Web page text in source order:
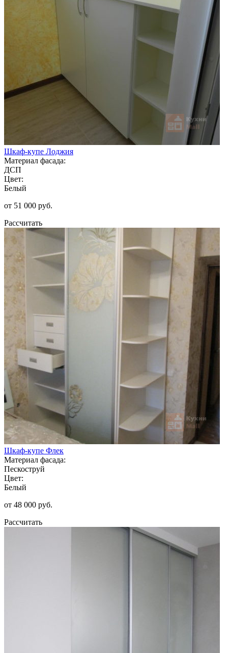
Шкаф-купе Лоджия
Материал фасада:
ДСП
Цвет:
Белый
от 51 000 руб.
Рассчитать
Шкаф-купе Флек
Материал фасада:
Пескоструй
Цвет:
Белый
от 48 000 руб.
Рассчитать